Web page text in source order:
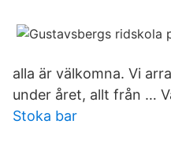
alla är välkomna. Vi
under året, allt från …
Stoka bar